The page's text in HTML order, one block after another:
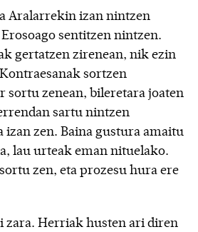
Aralarrekin izan nintzen
sentitzen nintzen.
gertatzen zirenean, nik ezin
sortzen
sortu zenean, bileretara joaten
sartu nintzen
izan zen. Baina gustura amaitu
lau urteak eman nituelako.
zen, eta prozesu hura ere
zara. Herriak husten ari diren